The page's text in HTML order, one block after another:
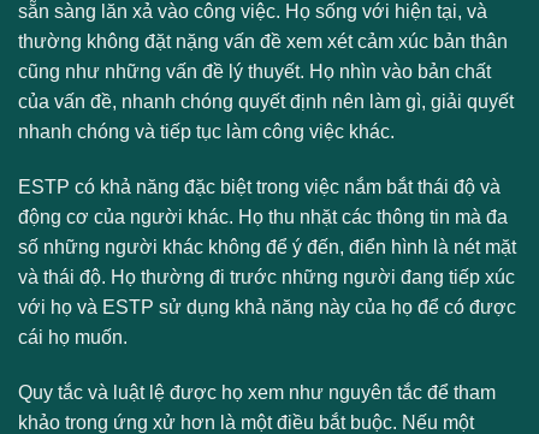
sẵn sàng lăn xả vào công việc. Họ sống với hiện tại, và
thường không đặt nặng vấn đề xem xét cảm xúc bản thân
cũng như những vấn đề lý thuyết. Họ nhìn vào bản chất
của vấn đề, nhanh chóng quyết định nên làm gì, giải quyết
nhanh chóng và tiếp tục làm công việc khác.
ESTP có khả năng đặc biệt trong việc nắm bắt thái độ và
động cơ của người khác. Họ thu nhặt các thông tin mà đa
số những người khác không để ý đến, điển hình là nét mặt
và thái độ. Họ thường đi trước những người đang tiếp xúc
với họ và ESTP sử dụng khả năng này của họ để có được
cái họ muốn.
Quy tắc và luật lệ được họ xem như nguyên tắc để tham
khảo trong ứng xử hơn là một điều bắt buộc. Nếu một